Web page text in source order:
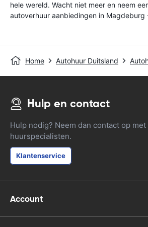
hele wereld. Wacht niet meer en neem
autoverhuur aanbiedingen in
Home Autohuur Duitsland
Hulp en contact
Hulp nodig? Neem dan contact op met
huurspecialisten.
Klantenservice
Account